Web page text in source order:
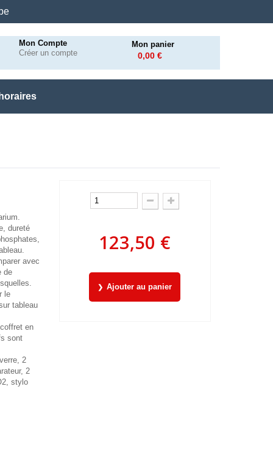
Mon Compte
Créer un compte
Mon panier
0,00 €
dureté
avec
de
le
tableau
en
sont
2
2
stylo
123,50 €
Ajouter au panier